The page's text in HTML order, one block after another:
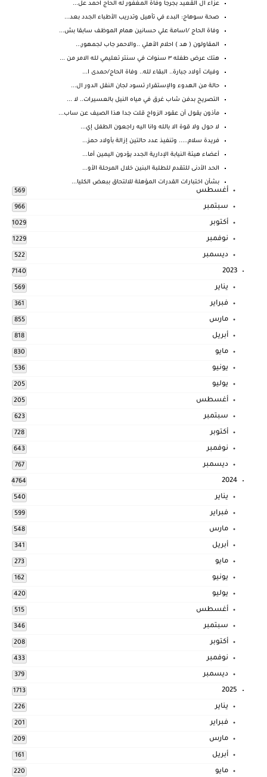
عزاء ال القعيد بجرجا وفاة المغفور له الحاج احمد عل...
صحة سوهاج: البدء في تأهيل وتدريب الأطباء الجدد بعد...
وفاة الحاج /اسامة علي حسانين همام الموظف سابقا بش...
المقاولون ( هد ) احلام الأهلي ..والاحمر جاب لجمهور...
هتك عرض طفله ٣ سنوات في سنتر تعليمي لله الامر من ...
وفيات أولاد جبارة.. البقاء لله.. وفاة الحاج/حمدى ا...
حالة من الهدوء والإستقرار تسود لجان النقل الدور ال...
التصريح بدفن شاب غرق في مياه النيل بالعسيرات.. لا ...
مأذون يقول أن عقود الزواج قلت جدا هذا الصيف عن ساب...
لا حول ولا قوة الا بالله وانا اليه راجعون الطفل إي...
فريدة سلام..... وتنفيذ عدد حالتين إزالة بأولاد حمز...
أعضاء هيئة النيابة الإدارية الجدد يؤدون اليمين أما...
الحد الأدنى للتقدم للطلبة البنين خلال المرحلة الأو...
بشأن اختبارات القدرات المؤهلة للالتحاق ببعض الكليا...
أغسطس 569
سبتمبر 966
أكتوبر 1029
نوفمبر 1229
ديسمبر 522
2023
7140
يناير 569
فبراير 361
مارس 855
أبريل 818
مايو 830
يونيو 536
يوليو 205
أغسطس 205
سبتمبر 623
أكتوبر 728
نوفمبر 643
ديسمبر 767
2024
4764
يناير 540
فبراير 599
مارس 548
أبريل 341
مايو 273
يونيو 162
يوليو 420
أغسطس 515
سبتمبر 346
أكتوبر 208
نوفمبر 433
ديسمبر 379
2025
1713
يناير 226
فبراير 201
مارس 209
أبريل 161
مايو 220